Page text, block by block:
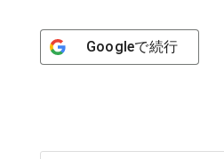
Googleで続行